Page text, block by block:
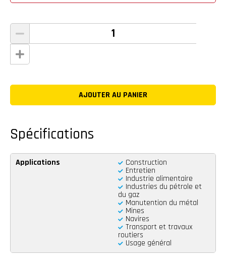
Spécifications
Applications Construction
Entretien
Industrie alimentaire
Industries du pétrole et
du gaz
Manutention du métal
Mines
Navires
Transport et travaux
routiers
Usage général